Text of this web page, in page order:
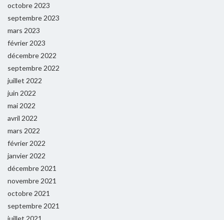
octobre 2023
septembre 2023
mars 2023
février 2023
décembre 2022
septembre 2022
juillet 2022
juin 2022
mai 2022
avril 2022
mars 2022
février 2022
janvier 2022
décembre 2021
novembre 2021
octobre 2021
septembre 2021
juillet 2021